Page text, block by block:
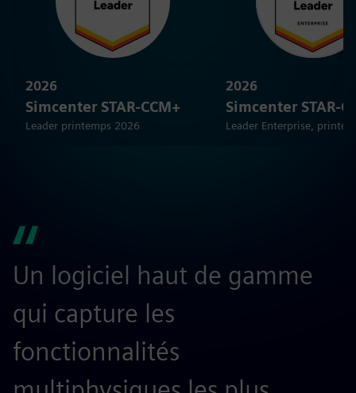
2026
Simcenter STAR-CCM+
Leader printemps 2026
2026
Simcenter STAR-
Leader Enterprise,
Un logiciel haut de gamme
qui capture les
fonctionnalités